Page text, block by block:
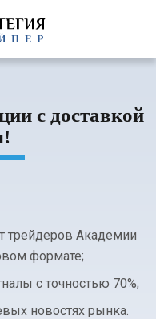
с доставкой
трейдеров Академии
формате;
с точностью 70%;
новостях рынка.